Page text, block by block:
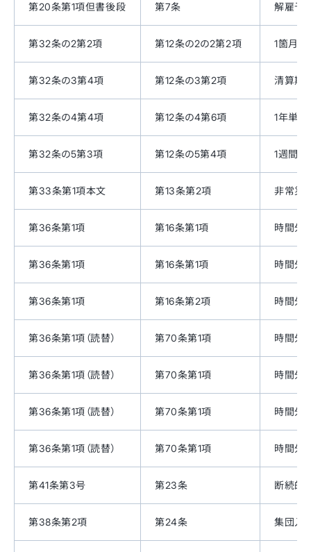
第20条第1項但書後段 第7条 解雇予
第32条の2第2項 第12条の2の2第2項 1箇月
第32条の3第4項 第12条の3第2項 清算期
第32条の4第4項 第12条の4第6項 1年単
第32条の5第3項 第12条の5第4項 1週間
第33条第1項本文 第13条第2項 非常災
第36条第1項 第16条第1項 時間外
第36条第1項 第16条第1項 時間外
第36条第1項 第16条第2項 時間外
第36条第1項（読替） 第70条第1項 時間外
第36条第1項（読替） 第70条第1項 時間外
第36条第1項（読替） 第70条第1項 時間外
第36条第1項（読替） 第70条第1項 時間外
第41条第3号 第23条 断続的
第38条第2項 第24条 集団入